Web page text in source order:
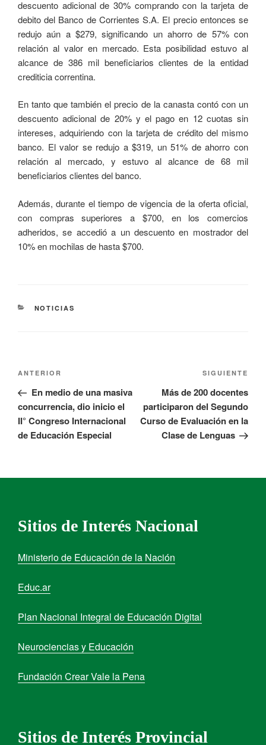
descuento adicional de 30% comprando con la tarjeta de
debito del Banco de Corrientes S.A. El precio entonces se
redujo aún a $279, significando un ahorro de 57% con
relación al valor en mercado. Esta posibilidad estuvo al
alcance de 386 mil beneficiarios clientes de la entidad
crediticia correntina.
En tanto que también el precio de la canasta contó con un
descuento adicional de 20% y el pago en 12 cuotas sin
intereses, adquiriendo con la tarjeta de crédito del mismo
banco. El valor se redujo a $319, un 51% de ahorro con
relación al mercado, y estuvo al alcance de 68 mil
beneficiarios clientes del banco.
Además, durante el tiempo de vigencia de la oferta oficial,
con compras superiores a $700, en los comercios
adheridos, se accedió a un descuento en mostrador del
10% en mochilas de hasta $700.
NOTICIAS
ANTERIOR
En medio de una masiva
concurrencia, dio inicio el
II° Congreso Internacional
de Educación Especial
SIGUIENTE
Más de 200 docentes
participaron del Segundo
Curso de Evaluación en la
Clase de Lenguas
Sitios de Interés Nacional
Ministerio de Educación de la Nación
Educ.ar
Plan Nacional Integral de Educación Digital
Neurociencias y Educación
Fundación Crear Vale la Pena
Sitios de Interés Provincial